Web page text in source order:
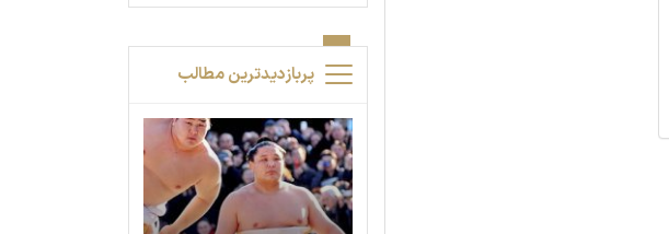
پربازدیدترین مطالب